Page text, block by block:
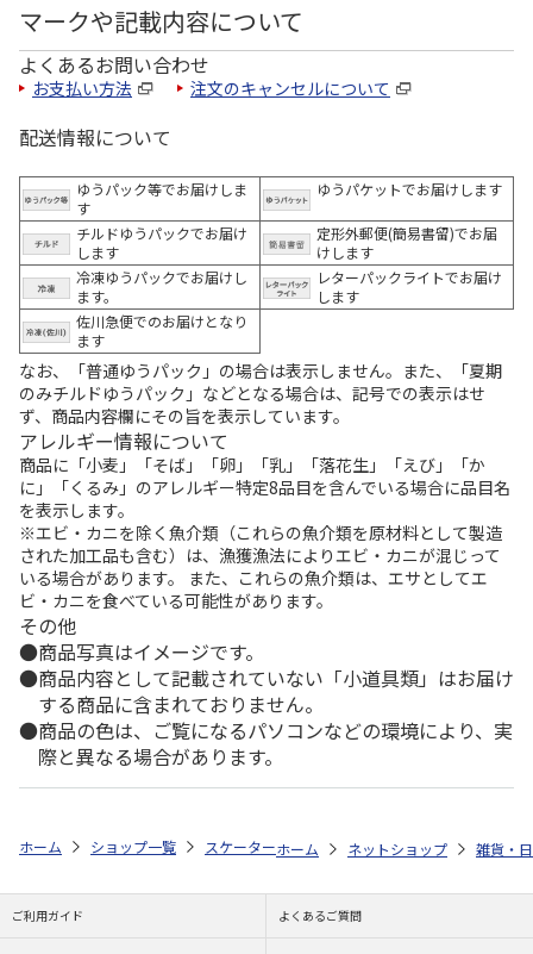
マークや記載内容について
よくあるお問い合わせ
お支払い方法 注文のキャンセルについて
配送情報について
ゆうパック等でお届けしま
す
ゆうパケットでお届けします
チルドゆうパックでお届け
します
定形外郵便(簡易書留)でお届
けします
冷凍ゆうパックでお届けし
ます。
レターパックライトでお届け
します
佐川急便でのお届けとなり
ます
なお、「普通ゆうパック」の場合は表示しません。また、「夏期
のみチルドゆうパック」などとなる場合は、記号での表示はせ
ず、商品内容欄にその旨を表示しています。
アレルギー情報について
商品に「小麦」「そば」「卵」「乳」「落花生」「えび」「か
に」「くるみ」のアレルギー特定8品目を含んでいる場合に品目名
を表示します。
※エビ・カニを除く魚介類（これらの魚介類を原材料として製造
された加工品も含む）は、漁獲漁法によりエビ・カニが混じって
いる場合があります。 また、これらの魚介類は、エサとしてエ
ビ・カニを食べている可能性があります。
その他
商品写真はイメージです。
商品内容として記載されていない「小道具類」はお届け
する商品に含まれておりません。
商品の色は、ご覧になるパソコンなどの環境により、実
際と異なる場合があります。
ホーム ショップ一覧 スケーター 鉄製 エンボスフライパン 20cm ハ
ホーム ネットショップ 雑貨・
ご利用ガイド よくあるご質問